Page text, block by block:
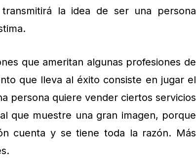
la idea de ser una persona
que ameritan algunas profesiones de
que lleva al éxito consiste en jugar el
persona quiere vender ciertos servicios
que muestre una gran imagen, porque
cuenta y se tiene toda la razón. Más